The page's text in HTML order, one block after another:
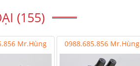
(155)
Mr.Hùng 0988.685.856 Mr.Hùng